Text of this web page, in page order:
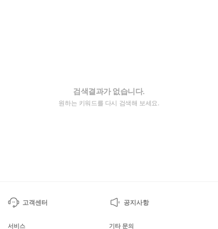
검색결과가 없습니다.
원하는 키워드를 다시 검색해 보세요.
고객센터 공지사항
서비스 기타 문의